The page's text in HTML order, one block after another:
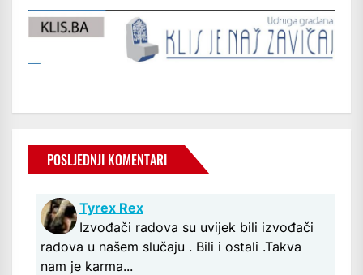
POSLJEDNJI KOMENTARI
Tyrex Rex
Izvođači radova su uvijek bili izvođači
radova u našem slučaju . Bili i ostali .Takva
nam je karma...